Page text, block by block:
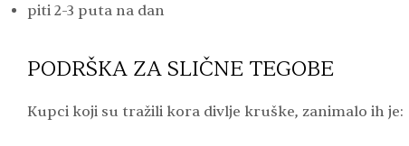
piti 2-3 puta na dan
PODRŠKA ZA SLIČNE TEGOBE
Kupci koji su tražili kora divlje kruške, zanimalo ih je: